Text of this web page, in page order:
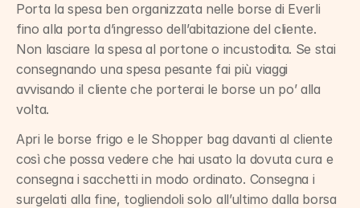
Porta la spesa ben organizzata nelle borse di Everli
fino alla porta d’ingresso dell’abitazione del cliente.
Non lasciare la spesa al portone o incustodita. Se stai
consegnando una spesa pesante fai più viaggi
avvisando il cliente che porterai le borse un po’ alla
volta.
Apri le borse frigo e le Shopper bag davanti al cliente
così che possa vedere che hai usato la dovuta cura e
consegna i sacchetti in modo ordinato. Consegna i
surgelati alla fine, togliendoli solo all’ultimo dalla borsa